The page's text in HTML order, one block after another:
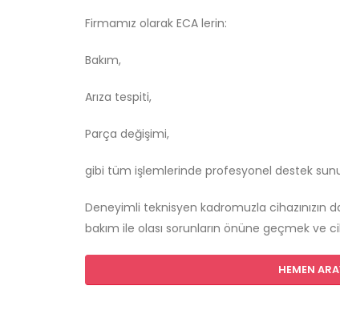
Firmamız olarak ECA lerin:
Bakım,
Arıza tespiti,
Parça değişimi,
gibi tüm işlemlerinde profesyonel destek
Deneyimli teknisyen kadromuzla cihazınızın
bakım ile olası sorunların önüne geçmek ve
HEMEN